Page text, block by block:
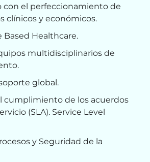
con el perfeccionamiento de
clínicos y económicos.
Based Healthcare.
multidisciplinarios de
global.
cumplimiento de los acuerdos
(SLA). Service Level
y Seguridad de la